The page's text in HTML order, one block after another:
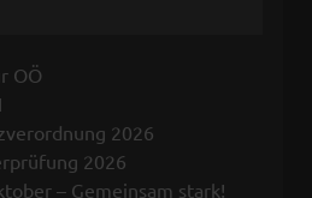
OÖ
2026
2026
– Gemeinsam stark!